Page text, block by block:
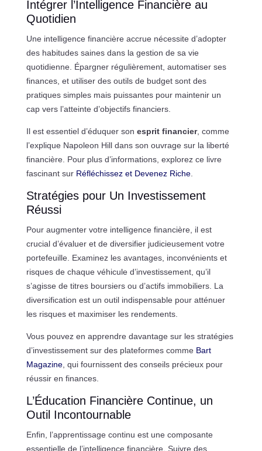
Intégrer l’Intelligence Financière au
Quotidien
Une intelligence financière accrue nécessite d’adopter
des habitudes saines dans la gestion de sa vie
quotidienne. Épargner régulièrement, automatiser ses
finances, et utiliser des outils de budget sont des
pratiques simples mais puissantes pour maintenir un
cap vers l’atteinte d’objectifs financiers.
Il est essentiel d’éduquer son esprit financier, comme
l’explique Napoleon Hill dans son ouvrage sur la liberté
financière. Pour plus d’informations, explorez ce livre
fascinant sur Réfléchissez et Devenez Riche.
Stratégies pour Un Investissement
Réussi
Pour augmenter votre intelligence financière, il est
crucial d’évaluer et de diversifier judicieusement votre
portefeuille. Examinez les avantages, inconvénients et
risques de chaque véhicule d’investissement, qu’il
s’agisse de titres boursiers ou d’actifs immobiliers. La
diversification est un outil indispensable pour atténuer
les risques et maximiser les rendements.
Vous pouvez en apprendre davantage sur les stratégies
d’investissement sur des plateformes comme Bart
Magazine, qui fournissent des conseils précieux pour
réussir en finances.
L’Éducation Financière Continue, un
Outil Incontournable
Enfin, l’apprentissage continu est une composante
essentielle de l’intelligence financière. Suivre des